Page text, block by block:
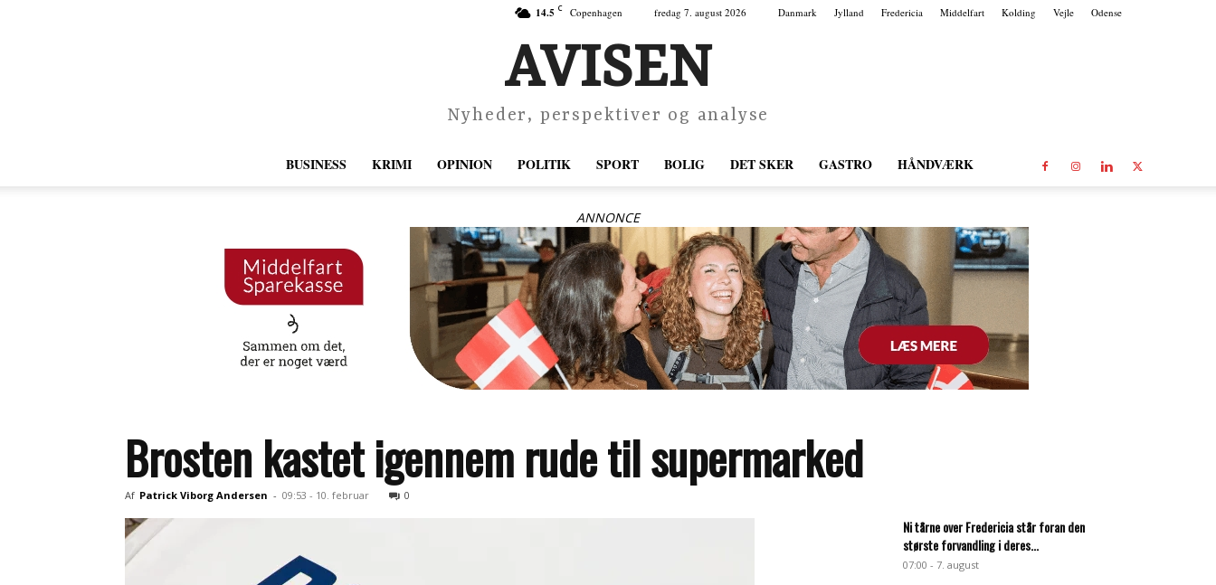
14.5 C Copenhagen fredag 7. august 2026 Danmark Jylland Fredericia Middelfart Kolding Vejle Odense
AVISEN
Nyheder, perspektiver og analyse
BUSINESS KRIMI OPINION POLITIK SPORT BOLIG DET SKER GASTRO HÅNDVÆRK
ANNONCE
Brosten kastet igennem rude til supermarked
Af Patrick Viborg Andersen - 09:53 - 10. februar 0
Ni tårne over Fredericia står foran den
største forvandling i deres...
07:00 - 7. august